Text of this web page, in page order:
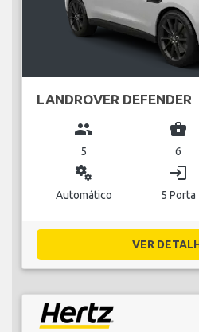
LANDROVER DEFENDER
group
5
business_center
6
miscellaneous_services
Automático
login
5 Porta
VER